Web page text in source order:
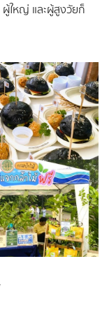
ใหญ่ และผู้สูงวัยก็